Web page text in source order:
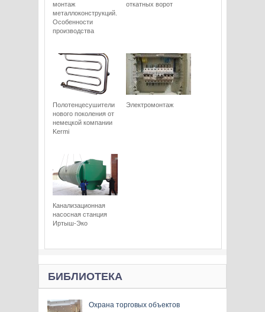
монтаж
металлоконструкций.
Особенности
производства
откатных ворот
Полотенцесушители
нового поколения от
немецкой компании
Kermi
Электромонтаж
Канализационная
насосная станция
Иртыш-Эко
БИБЛИОТЕКА
Охрана торговых объектов